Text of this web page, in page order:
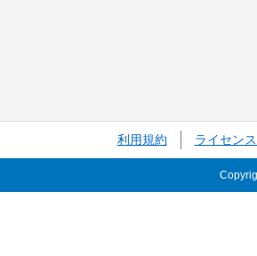
利用規約 ライセン